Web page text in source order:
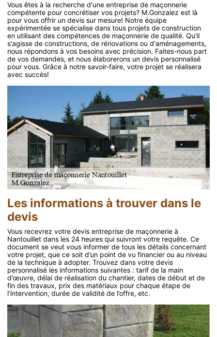
Vous êtes à la recherche d'une entreprise de maçonnerie
compétente pour concrétiser vos projets? M.Gonzalez est là
pour vous offrir un devis sur mesure! Notre équipe
expérimentée se spécialise dans tous projets de construction
en utilisant des compétences de maçonnerie de qualité. Qu'il
s'agisse de constructions, de rénovations ou d'aménagements,
nous répondons à vos besoins avec précision. Faites-nous part
de vos demandes, et nous élaborerons un devis personnalisé
pour vous. Grâce à notre savoir-faire, votre projet se réalisera
avec succès!
Les informations à trouver dans le
devis
Vous recevrez votre devis entreprise de maçonnerie à
Nantouillet dans les 24 heures qui suivront votre requête. Ce
document se veut vous informer de tous les détails concernant
votre projet, que ce soit d’un point de vu financier ou au niveau
de la technique à adopter. Trouvez dans votre devis
personnalisé les informations suivantes : tarif de la main
d’œuvre, délai de réalisation du chantier, dates de début et de
fin des travaux, prix des matériaux pour chaque étape de
l’intervention, durée de validité de l’offre, etc.